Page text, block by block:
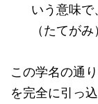
いう意味
（たてが
この学名の通
を完全に引っ